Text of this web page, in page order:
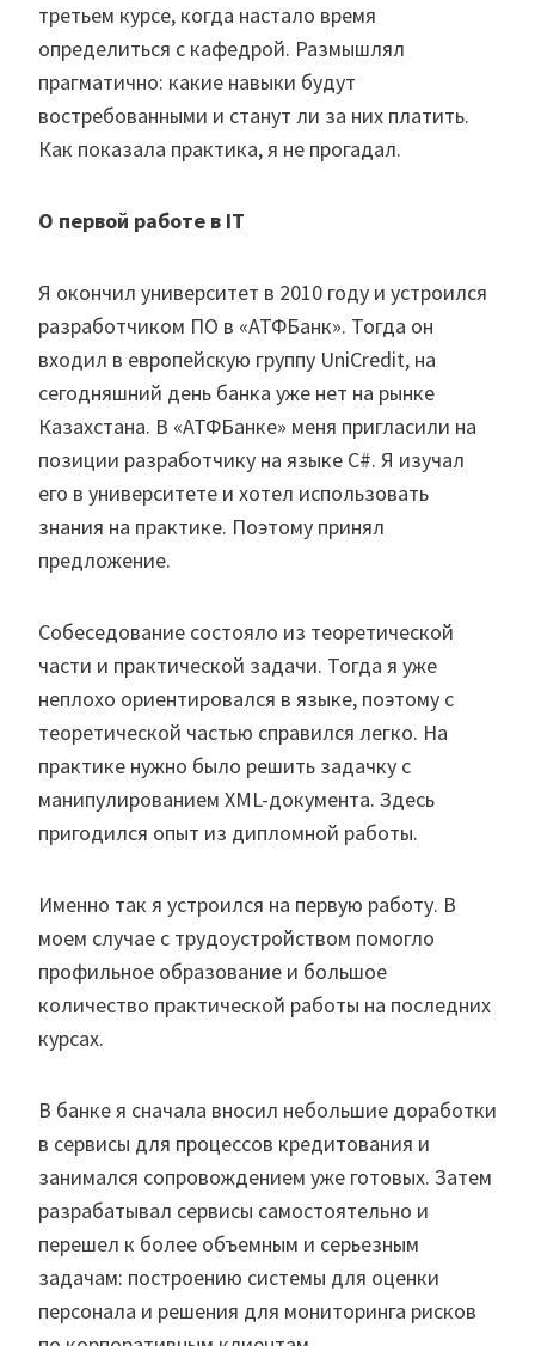
третьем курсе, когда настало время
определиться с кафедрой. Размышлял
прагматично: какие навыки будут
востребованными и станут ли за них платить.
Как показала практика, я не прогадал.
О первой работе в IT
Я окончил университет в 2010 году и устроился
разработчиком ПО в «АТФБанк». Тогда он
входил в европейскую группу UniCredit, на
сегодняшний день банка уже нет на рынке
Казахстана. В «АТФБанке» меня пригласили на
позиции разработчику на языке C#. Я изучал
его в университете и хотел использовать
знания на практике. Поэтому принял
предложение.
Собеседование состояло из теоретической
части и практической задачи. Тогда я уже
неплохо ориентировался в языке, поэтому с
теоретической частью справился легко. На
практике нужно было решить задачку с
манипулированием XML-документа. Здесь
пригодился опыт из дипломной работы.
Именно так я устроился на первую работу. В
моем случае с трудоустройством помогло
профильное образование и большое
количество практической работы на последних
курсах.
В банке я сначала вносил небольшие доработки
в сервисы для процессов кредитования и
занимался сопровождением уже готовых. Затем
разрабатывал сервисы самостоятельно и
перешел к более объемным и серьезным
задачам: построению системы для оценки
персонала и решения для мониторинга рисков